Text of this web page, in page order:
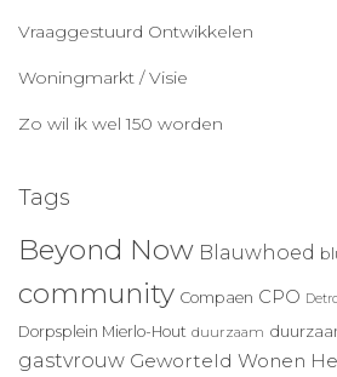
Vraaggestuurd Ontwikkelen
Woningmarkt / Visie
Zo wil ik wel 150 worden
Tags
Beyond Now Blauwhoed
community Compaen CPO
Dorpsplein Mierlo-Hout duurzaam
gastvrouw Geworteld Wonen